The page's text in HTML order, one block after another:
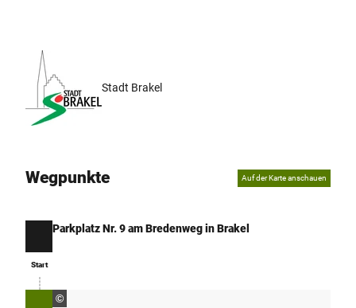
Stadt Brakel
Wegpunkte Auf der Karte anschauen
Start
Parkplatz Nr. 9 am Bredenweg in Brakel
©